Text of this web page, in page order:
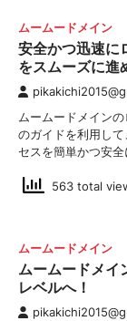
ムームードメイン
安全かつ迅速に
をスムーズに進
ムームードメイン
のガイドを利用し
セスを簡単かつ安全
563 total
ムームードメイン
ムームードメイ
レベルへ！